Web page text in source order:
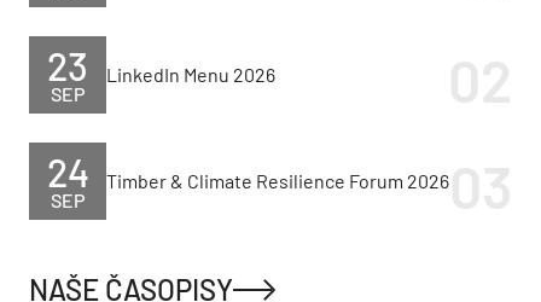
SEP
23 LinkedIn Menu 2026
SEP
24 Timber & Climate Resilience Forum 2026
NAŠE ČASOPISY